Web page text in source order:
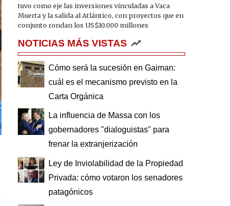
tuvo como eje las inversiones vinculadas a Vaca
Muerta y la salida al Atlántico, con proyectos que en
conjunto rondan los US$10.000 millones
NOTICIAS MÁS VISTAS
Cómo será la sucesión en Gaiman:
cuál es el mecanismo previsto en la
Carta Orgánica
La influencia de Massa con los
gobernadores "dialoguistas" para
frenar la extranjerización
Ley de Inviolabilidad de la Propiedad
Privada: cómo votaron los senadores
patagónicos